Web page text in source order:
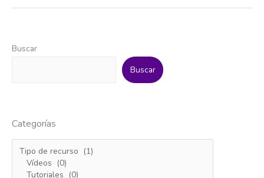
Buscar
Buscar
Categorías